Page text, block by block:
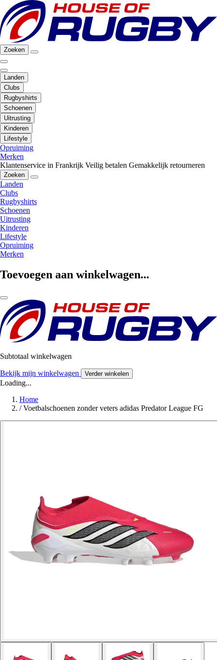
Zoeken
Landen
Clubs
Rugbyshirts
Schoenen
Uitrusting
Kinderen
Lifestyle
Opruiming
Merken
Klantenservice in Frankrijk Veilig betalen Gemakkelijk retourneren
Zoeken
Landen
Clubs
Rugbyshirts
Schoenen
Uitrusting
Kinderen
Lifestyle
Opruiming
Merken
Toevoegen aan winkelwagen...
Subtotaal winkelwagen
Bekijk mijn winkelwagen Verder winkelen
Loading...
Home
/ Voetbalschoenen zonder veters adidas Predator League FG